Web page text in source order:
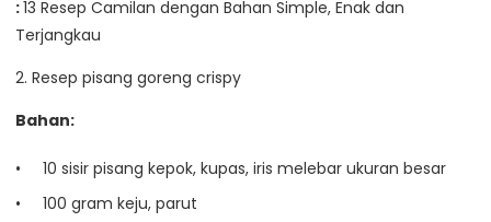
:13 Resep Camilan dengan Bahan Simple, Enak dan
Terjangkau
2. Resep pisang goreng crispy
Bahan:
10 sisir pisang kepok, kupas, iris melebar ukuran besar
100 gram keju, parut